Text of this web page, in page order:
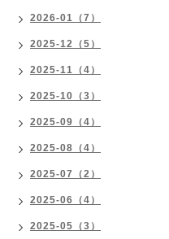
2026-01（7）
2025-12（5）
2025-11（4）
2025-10（3）
2025-09（4）
2025-08（4）
2025-07（2）
2025-06（4）
2025-05（3）